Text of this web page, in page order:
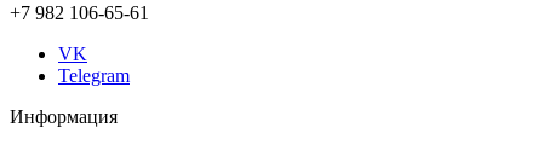
+7 982 106-65-61
VK
Telegram
Информация